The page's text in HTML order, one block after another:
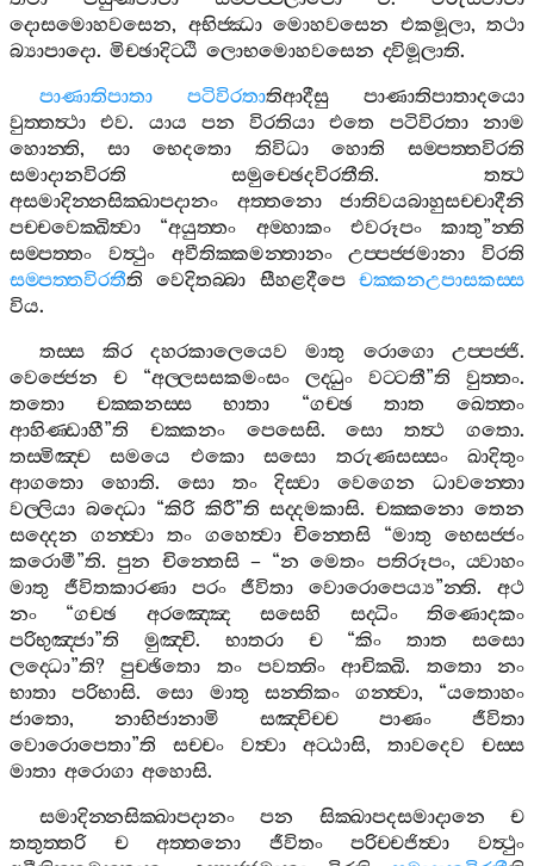
දොසමොහවසෙන, අභිජ‍්ඣා මොහවසෙන එකමූලා, තථා
බ්‍යාපාදො. මිච‍්ඡාදිට‍්ඨි ලොභමොහවසෙන ද‍්විමූලාති.
පාණාතිපාතා
පටිවිරතාතිආදීසු
පාණාතිපාතාදයො
වුත‍්තත්‍ථා
එව. යාය පන විරතියා එතෙ පටිවිරතා
නාම
හොන‍්ති,සා භෙදතො තිවිධා හොති
සම‍්පත‍්තවිරති
සමාදානවිරති
සමුච‍්ඡෙදවිරතීති. තත්‍ථ
අසමාදින‍්නසික‍්ඛාපදානං
අත‍්තනො
ජාතිවයබාහුසච‍්චාදීනි
පච‍්චවෙක‍්ඛිත්‍වා “අයුත‍්තං අම‍්හාකං එවරූපං කාතු”න‍්ති
සම‍්පත‍්තං
වත්‍ථුං අවීතික‍්කමන‍්තානං උප‍්පජ‍්ජමානා
විරති
සම‍්පත‍්තවිරතීති වෙදිතබ‍්බා සීහළදීපෙ චක‍්කනඋපාසකස‍්ස
විය.
තස‍්ස
කිර දහරකාලෙයෙව මාතු රොගො උප‍්පජ‍්ජි.
වෙජ‍්ජෙන
ච “අල‍්ලසසකමංසං ලද‍්ධුං වට‍්ටතී”ති වුත‍්තං.
තතො
චක‍්කනස‍්ස භාතා “ගච‍්ඡ තාත
ඛෙත‍්තං
ආහිණ‍්ඩාහී”ති චක‍්කනං පෙසෙසි.සො තත්‍ථ ගතො.
තස‍්මිඤ‍්ච
සමයෙ එකො සසො තරුණසස‍්සං
ඛාදිතුං
ආගතො
හොති. සො තං දිස‍්වා වෙගෙන
ධාවන‍්තො
වල‍්ලියා බද‍්ධො“කිරි කිරී”ති සද‍්දමකාසි.චක‍්කනො තෙන
සද‍්දෙන
ගන‍්ත්‍වා තං ගහෙත්‍වා චින‍්තෙසි “මාතු
භෙසජ‍්ජං
කරොමී”ති.පුන චින‍්තෙසි– “න මෙතං පතිරූපං,ය‍්වාහං
මාතු
ජීවිතකාරණා පරං ජීවිතා වොරොපෙය්‍ය”න‍්ති.අථ
නං “ගච‍්ඡ අරඤ‍්ඤෙ සසෙහි සද‍්ධිං
තිණොදකං
පරිභුඤ‍්ජා”ති මුඤ‍්චි. භාතරා ච“කිං තාත
සසො
ලද‍්ධො”ති?පුච‍්ඡිතො තං පවත‍්තිං ආචික‍්ඛි. තතො
නං
භාතා
පරිභාසි.සො මාතු සන‍්තිකං ගන‍්ත්‍වා, “යතොහං
ජාතො, නාභිජානාමි සඤ‍්චිච‍්ච පාණං
ජීවිතා
වොරොපෙතා”ති සච‍්චං වත්‍වා අට‍්ඨාසි, තාවදෙව
චස‍්ස
මාතා අරොගා අහොසි.
සමාදින‍්නසික‍්ඛාපදානං
පන සික‍්ඛාපදසමාදානෙ
ච
තතුත‍්තරි
ච අත‍්තනො ජීවිතං පරිච‍්චජිත්‍වා
වත්‍ථුං